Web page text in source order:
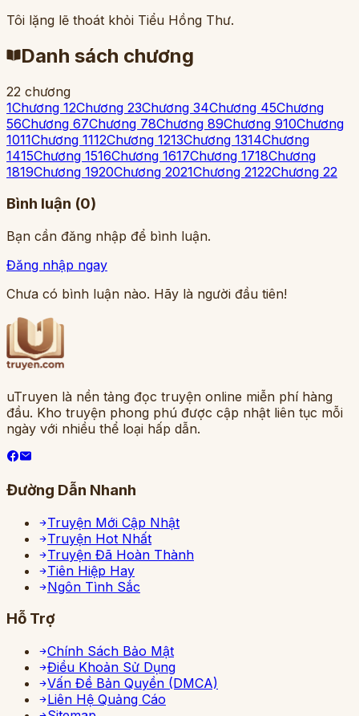
Tôi lặng lẽ thoát khỏi Tiểu Hồng Thư.
Danh sách chương
22 chương
1Chương 12Chương 23Chương 34Chương 45Chương
56Chương 67Chương 78Chương 89Chương 910Chương
1011Chương 1112Chương 1213Chương 1314Chương
1415Chương 1516Chương 1617Chương 1718Chương
1819Chương 1920Chương 2021Chương 2122Chương 22
Bình luận (0)
Bạn cần đăng nhập để bình luận.
Đăng nhập ngay
Chưa có bình luận nào. Hãy là người đầu tiên!
uTruyen là nền tảng đọc truyện online miễn phí hàng
đầu. Kho truyện phong phú được cập nhật liên tục mỗi
ngày với nhiều thể loại hấp dẫn.
Đường Dẫn Nhanh
Truyện Mới Cập Nhật
Truyện Hot Nhất
Truyện Đã Hoàn Thành
Tiên Hiệp Hay
Ngôn Tình Sắc
Hỗ Trợ
Chính Sách Bảo Mật
Điều Khoản Sử Dụng
Vấn Đề Bản Quyền (DMCA)
Liên Hệ Quảng Cáo